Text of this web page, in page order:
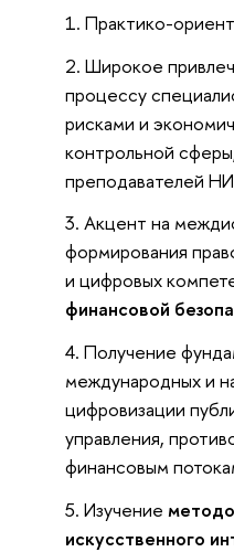
Практико-
Широкое
процессу
рисками и
контрольной
преподавателей
Акцент на
формирования
и цифровых
финансовой
Получение
международных и
цифровизации
управления,
финансовым
Изучение
искусственного